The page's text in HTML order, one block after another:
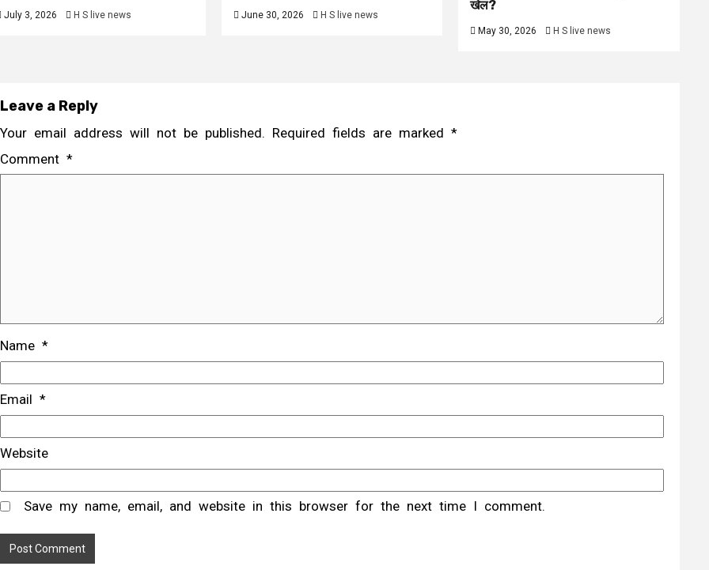
July 3, 2026 H S live news June 30, 2026 H S live news
खेल?
May 30, 2026 H S live news
Leave a Reply
Your email address will not be published. Required fields are marked *
Comment *
Name *
Email *
Website
Save my name, email, and website in this browser for the next time I comment.